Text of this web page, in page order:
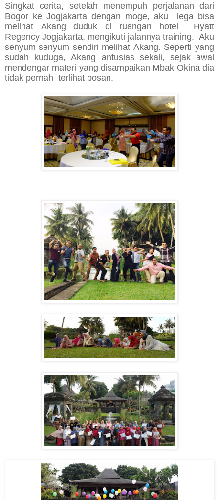
Singkat cerita, setelah menempuh perjalanan dari
Bogor ke Jogjakarta dengan moge, aku lega bisa
melihat Akang duduk di ruangan hotel Hyatt
Regency Jogjakarta, mengikuti jalannya training. Aku
senyum-senyum sendiri melihat Akang. Seperti yang
sudah kuduga, Akang antusias sekali, sejak awal
mendengar materi yang disampaikan Mbak Okina dia
tidak pernah terlihat bosan.